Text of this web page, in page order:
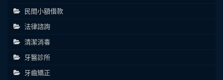
民間小額借款
法律諮詢
清潔消毒
牙醫診所
牙齒矯正